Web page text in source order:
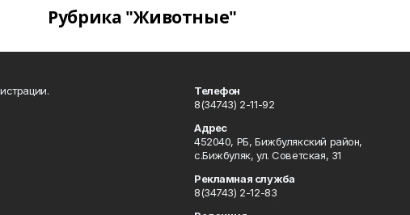
Рубрика "Животные"
Телефон
8(34743) 2-11-92
Адрес
452040, РБ, Бижбулякский район,
с.Бижбуляк, ул. Советская, 31
Рекламная служба
8(34743) 2-12-83